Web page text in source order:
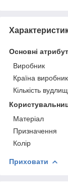
Основні
Виробник
Країна виробник
Кількість вудлищ
Матеріал
Призначення
Колір
Приховати